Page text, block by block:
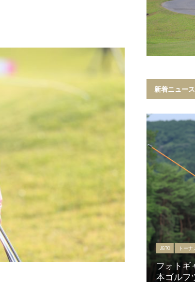
新着ニュース
JGTC トーナ
フォト
本ゴルフ